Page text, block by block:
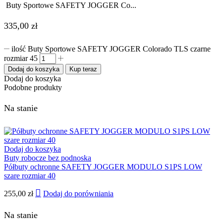
Buty Sportowe SAFETY JOGGER Co...
335,00 zł
ilość Buty Sportowe SAFETY JOGGER Colorado TLS czarne
rozmiar 45
Dodaj do koszyka Kup teraz
Dodaj do koszyka
Podobne produkty
Na stanie
Dodaj do koszyka
Buty robocze bez podnoska
Półbuty ochronne SAFETY JOGGER MODULO S1PS LOW
szare rozmiar 40
255,00 zł Dodaj do porówniania
Na stanie